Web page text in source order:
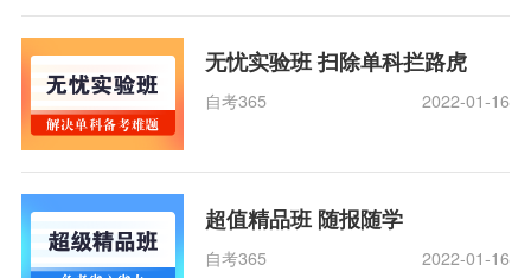
无忧实验班 扫除单科拦路虎
自考365 2022-01-16
超值精品班 随报随学
自考365 2022-01-16